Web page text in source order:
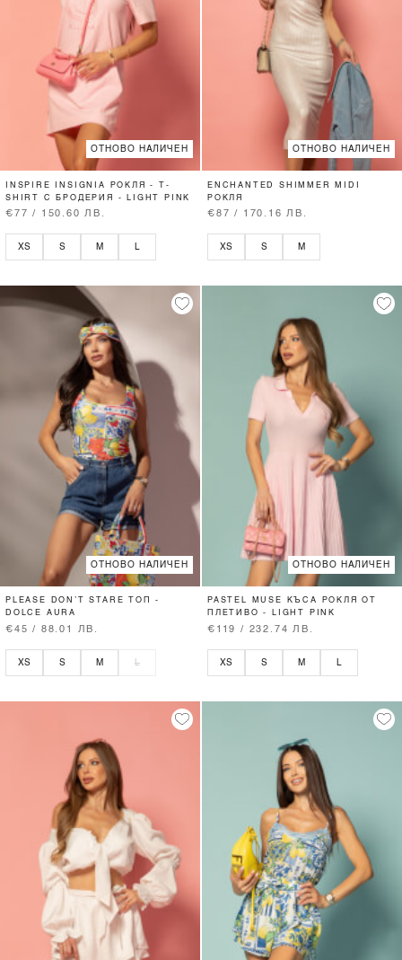
ОТНОВО НАЛИЧЕН
INSPIRE INSIGNIA РОКЛЯ - T-
SHIRT С БРОДЕРИЯ - LIGHT PINK
€77 / 150.60 ЛВ.
XS S M L
ОТНОВО НАЛИЧЕН
ENCHANTED SHIMMER MIDI
РОКЛЯ
€87 / 170.16 ЛВ.
XS S M
ОТНОВО НАЛИЧЕН
PLEASE DON’T STARE ТОП -
DOLCE AURA
€45 / 88.01 ЛВ.
XS S M L
ОТНОВО НАЛИЧЕН
PASTEL MUSE КЪСА РОКЛЯ ОТ
ПЛЕТИВО - LIGHT PINK
€119 / 232.74 ЛВ.
XS S M L